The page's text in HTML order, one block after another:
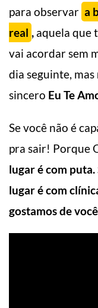
para observar a
real , aquela que
vai acordar sem
dia seguinte,
sincero Eu Te
Se você não é
pra sair! Porque
lugar é com puta.
lugar é com
gostamos de